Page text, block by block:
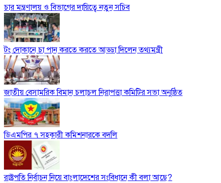
চার মন্ত্রণালয় ও বিভাগের দায়িত্বে নতুন সচিব
টং দোকানে চা পান করতে করতে আড্ডা দিলেন তথ্যমন্ত্রী
জাতীয় বেসামরিক বিমান চলাচল নিরাপত্তা কমিটির সভা অনুষ্ঠিত
ডিএমপির ৭ সহকারী কমিশনারকে বদলি
রাষ্ট্রপতি নির্বাচন নিয়ে বাংলাদেশের সংবিধানে কী বলা আছে?